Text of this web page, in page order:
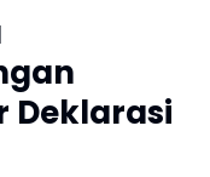
Deklarasi